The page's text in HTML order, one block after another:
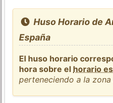
Huso Horario de
España
El huso horario
hora sobre el horario
perteneciendo a la